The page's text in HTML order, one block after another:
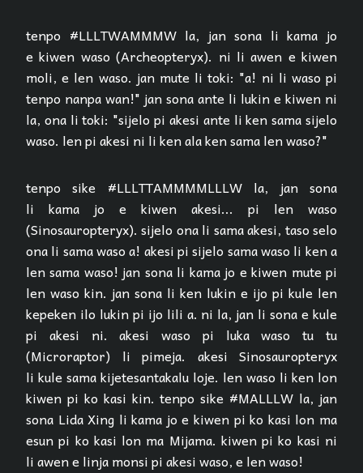
tenpo #LLLTWAMMMW la, jan sona li kama jo
e kiwen waso (Archeopteryx). ni li awen e kiwen
moli, e len waso. jan mute li toki: "a! ni li waso pi
tenpo nanpa wan!" jan sona ante li lukin e kiwen ni
la, ona li toki: "sijelo pi akesi ante li ken sama sijelo
waso. len pi akesi ni li ken ala ken sama len waso?"
tenpo sike #LLLTTAMMMMLLLW la, jan sona
li kama jo e kiwen akesi... pi len waso
(Sinosauropteryx). sijelo ona li sama akesi, taso selo
ona li sama waso a! akesi pi sijelo sama waso li ken a
len sama waso! jan sona li kama jo e kiwen mute pi
len waso kin. jan sona li ken lukin e ijo pi kule len
kepeken ilo lukin pi ijo lili a. ni la, jan li sona e kule
pi akesi ni. akesi waso pi luka waso tu tu
(Microraptor) li pimeja. akesi Sinosauropteryx
li kule sama ki­je­te­san­ta­ka­lu loje. len waso li ken lon
kiwen pi ko kasi kin. tenpo sike #MALLLW la, jan
sona Lida Xing li kama jo e kiwen pi ko kasi lon ma
esun pi ko kasi lon ma Mijama. kiwen pi ko kasi ni
li awen e linja monsi pi akesi waso, e len waso!